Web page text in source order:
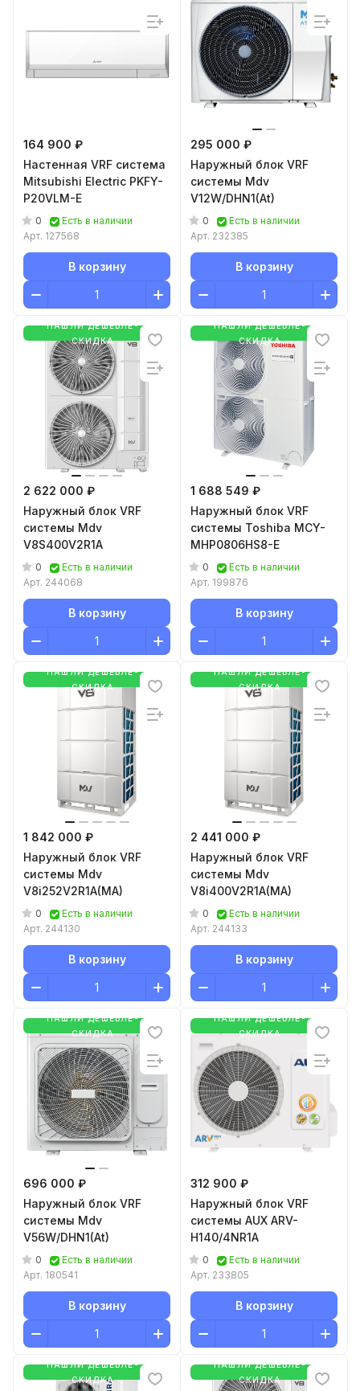
164 900 ₽
Настенная VRF система
Mitsubishi Electric PKFY-
P20VLM-E
0
Есть в наличии
Арт. 127568
В корзину
295 000 ₽
Наружный блок VRF
системы Mdv
V12W/DHN1(At)
0
Есть в наличии
Арт. 232385
В корзину
НАШЛИ ДЕШЕВЛЕ-
СКИДКА
2 622 000 ₽
Наружный блок VRF
системы Mdv
V8S400V2R1A
0
Есть в наличии
Арт. 244068
В корзину
НАШЛИ ДЕШЕВЛЕ-
СКИДКА
1 688 549 ₽
Наружный блок VRF
системы Toshiba MCY-
MHP0806HS8-E
0
Есть в наличии
Арт. 199876
В корзину
НАШЛИ ДЕШЕВЛЕ-
СКИДКА
1 842 000 ₽
Наружный блок VRF
системы Mdv
V8i252V2R1A(MA)
0
Есть в наличии
Арт. 244130
В корзину
НАШЛИ ДЕШЕВЛЕ-
СКИДКА
2 441 000 ₽
Наружный блок VRF
системы Mdv
V8i400V2R1A(MA)
0
Есть в наличии
Арт. 244133
В корзину
НАШЛИ ДЕШЕВЛЕ-
СКИДКА
696 000 ₽
Наружный блок VRF
системы Mdv
V56W/DHN1(At)
0
Есть в наличии
Арт. 180541
В корзину
НАШЛИ ДЕШЕВЛЕ-
СКИДКА
312 900 ₽
Наружный блок VRF
системы AUX ARV-
H140/4NR1A
0
Есть в наличии
Арт. 233805
В корзину
НАШЛИ ДЕШЕВЛЕ-
СКИДКА
НАШЛИ ДЕШЕВЛЕ-
СКИДКА